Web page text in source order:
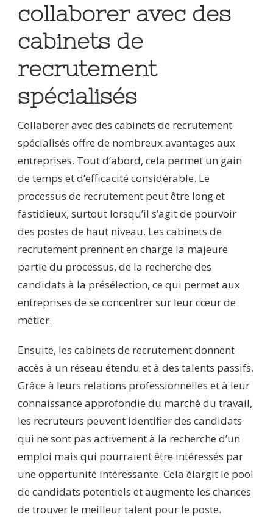
collaborer avec des
cabinets de
recrutement
spécialisés
Collaborer avec des cabinets de recrutement
spécialisés offre de nombreux avantages aux
entreprises. Tout d’abord, cela permet un gain
de temps et d’efficacité considérable. Le
processus de recrutement peut être long et
fastidieux, surtout lorsqu’il s’agit de pourvoir
des postes de haut niveau. Les cabinets de
recrutement prennent en charge la majeure
partie du processus, de la recherche des
candidats à la présélection, ce qui permet aux
entreprises de se concentrer sur leur cœur de
métier.
Ensuite, les cabinets de recrutement donnent
accès à un réseau étendu et à des talents passifs.
Grâce à leurs relations professionnelles et à leur
connaissance approfondie du marché du travail,
les recruteurs peuvent identifier des candidats
qui ne sont pas activement à la recherche d’un
emploi mais qui pourraient être intéressés par
une opportunité intéressante. Cela élargit le pool
de candidats potentiels et augmente les chances
de trouver le meilleur talent pour le poste.